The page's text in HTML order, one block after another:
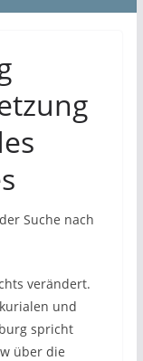
Suche nach
verändert.
und
spricht
über die